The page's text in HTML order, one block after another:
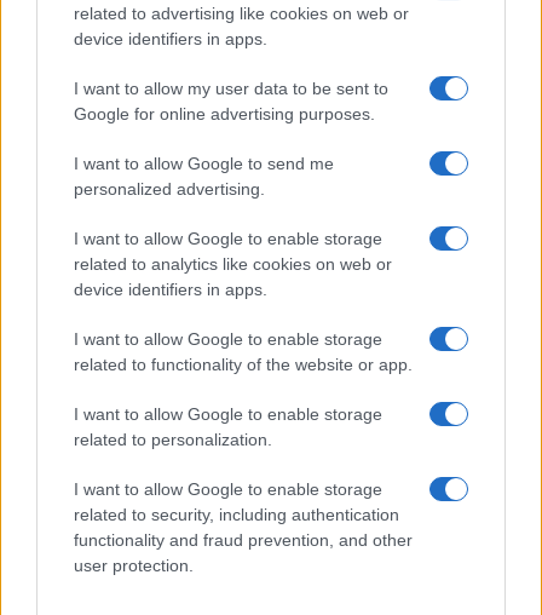
related to advertising like cookies on web or
device identifiers in apps.
I want to allow my user data to be sent to
Google for online advertising purposes.
I want to allow Google to send me
personalized advertising.
I want to allow Google to enable storage
related to analytics like cookies on web or
device identifiers in apps.
I want to allow Google to enable storage
related to functionality of the website or app.
I want to allow Google to enable storage
related to personalization.
I want to allow Google to enable storage
related to security, including authentication
functionality and fraud prevention, and other
user protection.
Facebook
Cookie Policy
Syndication
Globalist
Globalscience
Globalsport
Culture
Salute
Megachip
GiULia
Prima Pagina
Giornale dello
Spettacolo
Wondernet
Giuliana Sgrena